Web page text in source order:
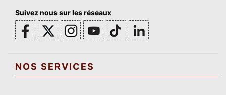
Suivez nous sur les réseaux
NOS SERVICES